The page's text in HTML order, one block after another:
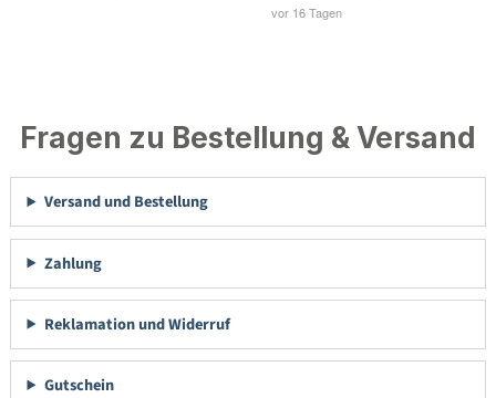
Fragen zu Bestellung & Versand
Versand und Bestellung
Zahlung
Reklamation und Widerruf
Gutschein